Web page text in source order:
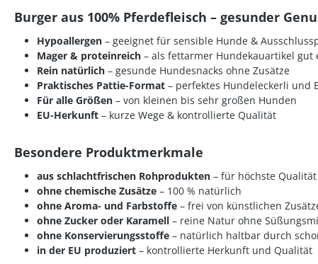
Burger aus 100% Pferdefleisch – gesunder
Hypoallergen – geeignet für sensible Hunde &
Mager & proteinreich – als fettarmer Hundekauartikel gut
Rein natürlich – gesunde Hundesnacks ohne Zusätze
Praktisches Pattie-Format – perfektes Hundeleckerli und
Für alle Größen – von kleinen bis sehr großen Hunden
EU-Herkunft – kurze Wege & kontrollierte Qualität
Besondere Produktmerkmale
aus schlachtfrischen Rohprodukten – für höchste Qualität
ohne chemische Zusätze – 100 % natürlich
ohne Aroma- und Farbstoffe – frei von künstlichen
ohne Zucker oder Karamell – reine Natur ohne
ohne Konservierungsstoffe – natürlich haltbar durch
in der EU produziert – kontrollierte Herkunft und Qualität